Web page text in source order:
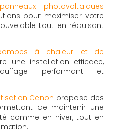
photovoltaïques
pour maximiser votre
tout en réduisant
à chaleur et de
une installation efficace,
performant et
Cenon propose des
de maintenir une
comme en hiver, tout en